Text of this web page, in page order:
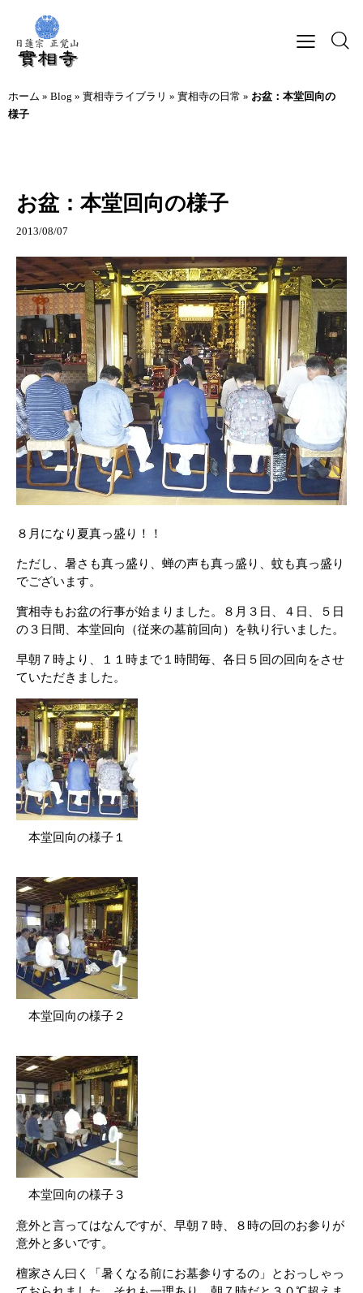
ホーム » Blog » 實相寺ライブラリ » 實相寺の日常 » お盆：本堂回向の
様子
お盆：本堂回向の様子
2013/08/07
８月になり夏真っ盛り！！
ただし、暑さも真っ盛り、蝉の声も真っ盛り、蚊も真っ盛り
でございます。
實相寺もお盆の行事が始まりました。８月３日、４日、５日
の３日間、本堂回向（従来の墓前回向）を執り行いました。
早朝７時より、１１時まで１時間毎、各日５回の回向をさせ
ていただきました。
本堂回向の様子１
本堂回向の様子２
本堂回向の様子３
意外と言ってはなんですが、早朝７時、８時の回のお参りが
意外と多いです。
檀家さん曰く「暑くなる前にお墓参りするの」とおっしゃっ